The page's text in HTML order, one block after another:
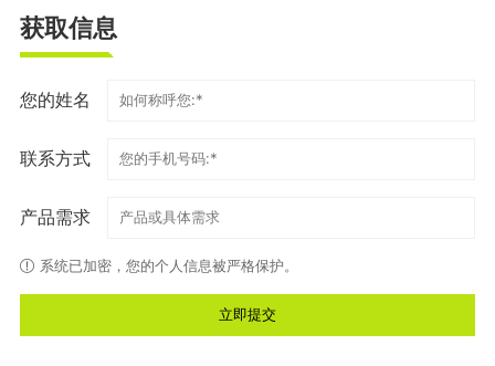
获取信息
您的姓名
联系方式
产品需求
系统已加密，您的个人信息被严格保护。